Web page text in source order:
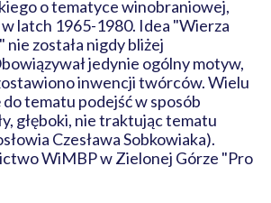
o tematyce winobraniowej,
latch 1965-1980. Idea "Wierza
została nigdy bliżej
jedynie ogólny motyw,
inwencji twórców. Wielu
do tematu podejść w sposób
głęboki, nie traktując tematu
Czesława Sobkowiaka).
WiMBP w Zielonej Górze "Pro